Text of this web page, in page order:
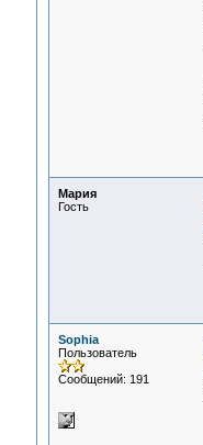
Мария
Гость
Sophia
Пользователь
Сообщений: 191